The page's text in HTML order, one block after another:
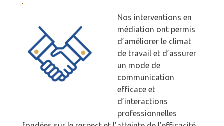
Nos interventions en
médiation ont permis
d’améliorer le climat
de travail et d’assurer
un mode de
communication
efficace et
d’interactions
professionnelles